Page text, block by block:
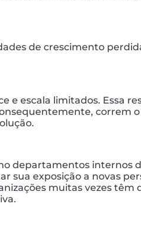
de crescimento
e escala limitados. Essa
correm
departamentos internos
exposição a novas
muitas vezes têm